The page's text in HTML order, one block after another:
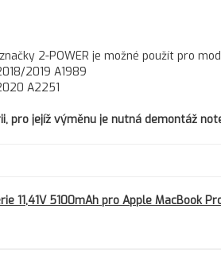
2-POWER je možné použít pro
2019 A1989
A2251
pro jejíž výměnu je nutná demontáž
11,41V 5100mAh pro Apple MacBook